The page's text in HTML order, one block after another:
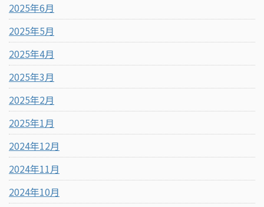
2025年6月
2025年5月
2025年4月
2025年3月
2025年2月
2025年1月
2024年12月
2024年11月
2024年10月